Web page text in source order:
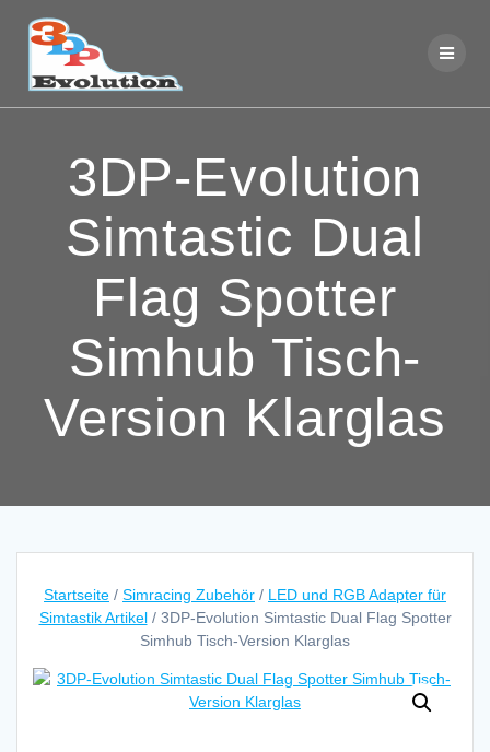
3DP-Evolution
Simtastic Dual
Flag Spotter
Simhub Tisch-
Version Klarglas
Startseite / Simracing Zubehör / LED und RGB Adapter für
Simtastik Artikel/ 3DP-Evolution Simtastic Dual Flag Spotter
Simhub Tisch-Version Klarglas